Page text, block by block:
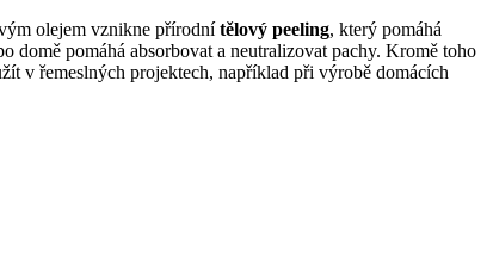
olejem vznikne přírodnítělový peeling, který pomáhá
pomáhá absorbovat a neutralizovat pachy. Kromě toho
v řemeslných projektech, například při výrobě domácích